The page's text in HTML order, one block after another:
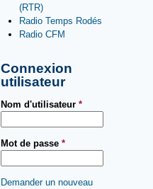
(RTR)
Radio Temps Rodés
Radio CFM
Connexion
utilisateur
Nom d'utilisateur *
Mot de passe *
Demander un nouveau